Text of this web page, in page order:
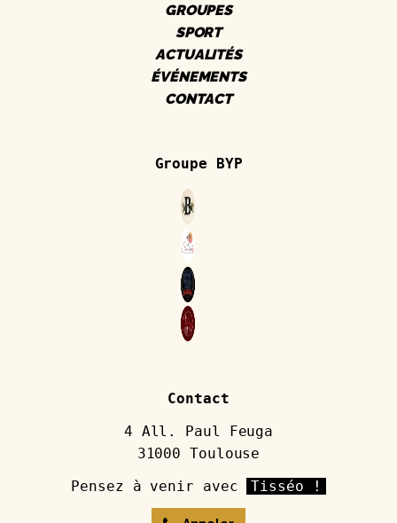
GROUPES
SPORT
ACTUALITÉS
ÉVÉNEMENTS
CONTACT
Groupe BYP
Contact
4 All. Paul Feuga
31000 Toulouse
Pensez à venir avec
Tisséo !